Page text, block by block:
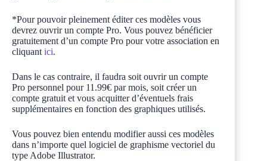
*Pour pouvoir pleinement éditer ces modèles vous
devrez ouvrir un compte Pro. Vous pouvez bénéficier
gratuitement d’un compte Pro pour votre association en
cliquant ici.
Dans le cas contraire, il faudra soit ouvrir un compte
Pro personnel pour 11.99€ par mois, soit créer un
compte gratuit et vous acquitter d’éventuels frais
supplémentaires en fonction des graphiques utilisés.
Vous pouvez bien entendu modifier aussi ces modèles
dans n’importe quel logiciel de graphisme vectoriel du
type Adobe Illustrator.